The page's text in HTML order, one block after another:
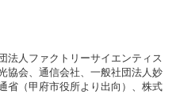
法人ファクトリーサイエンティス
協会、通信会社、一般社団法人妙
省（甲府市役所より出向）、株式